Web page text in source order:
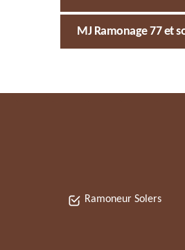
MJ Ramonage 77 et
Ramoneur Solers